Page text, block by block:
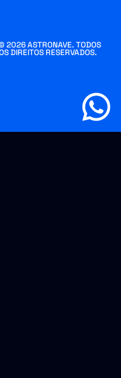
2026 ASTRONAVE. TODOS
DIREITOS RESERVADOS.